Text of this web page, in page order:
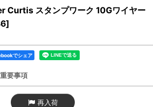
Curtis スタンプワーク 10Gワイヤー
]
でシェア
要事項
再入荷